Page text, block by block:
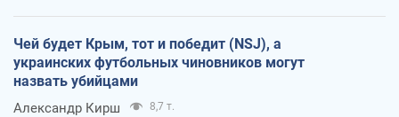
Чей будет Крым, тот и победит (NSJ), а
украинских футбольных чиновников могут
назвать убийцами
Александр Кирш 8,7 т.